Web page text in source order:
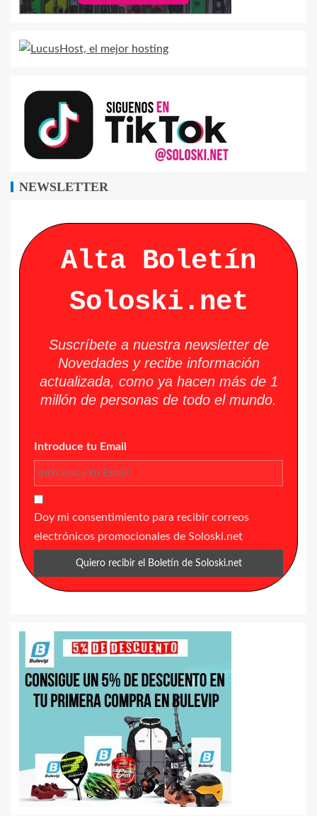
NEWSLETTER
Alta Boletín
Soloski.net
Suscríbete a nuestra newsletter de
Novedades y recibe información
actualizada, como ya hacen más de 1
millón de personas de todo el mundo.
Introduce tu Email
Doy mi consentimiento para recibir correos
electrónicos promocionales de Soloski.net